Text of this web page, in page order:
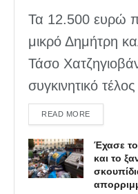
Τα 12.500 ευρώ
μικρό Δημήτρη
Τάσο
συγκινητικό
READ MOREDETAILS
Έχασε το
και το